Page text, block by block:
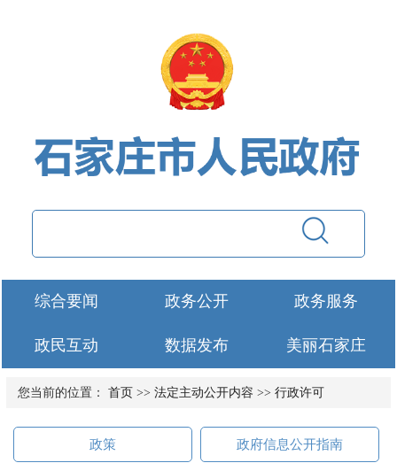
综合要闻 政务公开 政务服务
政民互动 数据发布 美丽石家庄
您当前的位置： 首页 >> 法定主动公开内容 >> 行政许可
政策 政府信息公开指南